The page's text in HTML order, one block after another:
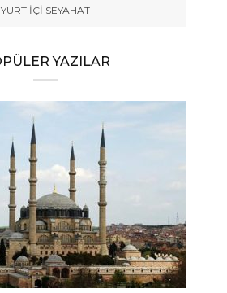
YURT İÇİ SEYAHAT
YAZILAR